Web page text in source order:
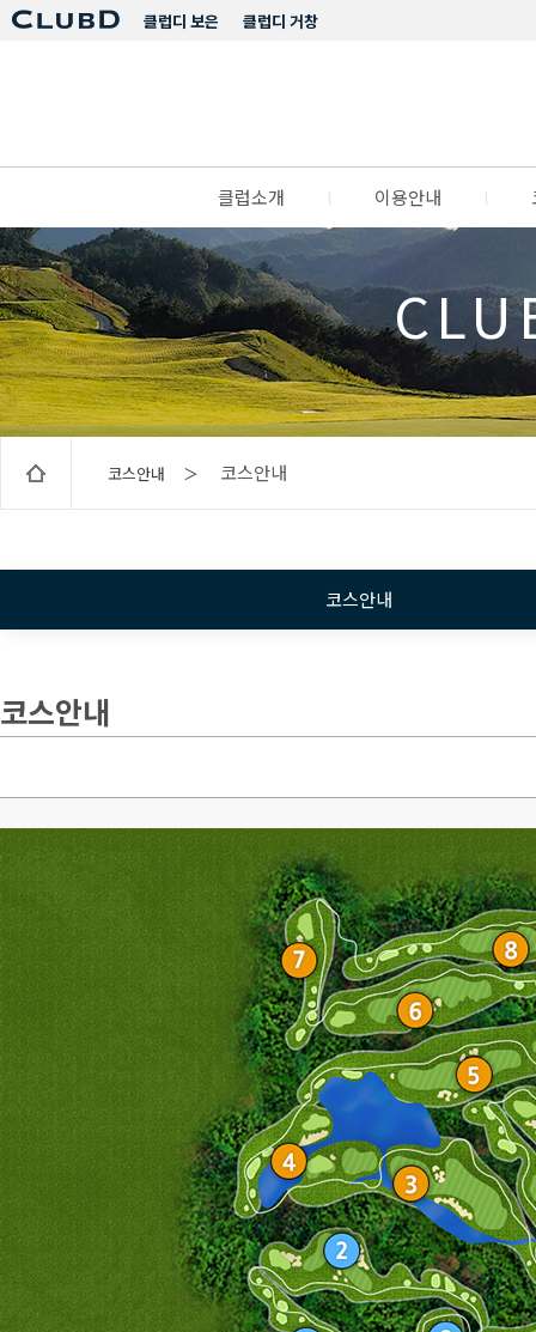
클럽디 거창
클럽디 보은
클럽소개 이용안내
코스안내 ＞ 코스안내
코스안내
코스안내